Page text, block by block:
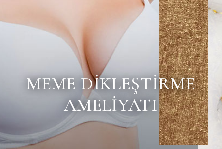
MEME DIKLEŞTIRME
AMELIYATI